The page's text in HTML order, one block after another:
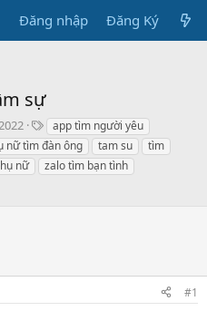
Đăng nhập Đăng Ký
sự
T
h
ẻ
app tìm người yêu
nữ tìm đàn ông tam su
tìm
nữ
zalo tìm bạn tình
#1